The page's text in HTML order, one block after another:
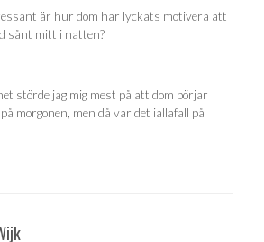
är hur dom har lyckats motivera att
sånt mitt i natten?
störde jag mig mest på att dom börjar
morgonen, men då var det iallafall på